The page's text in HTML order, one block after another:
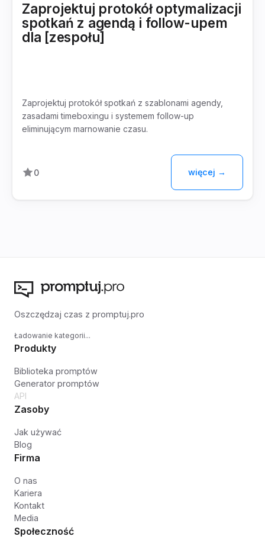
Zaprojektuj protokół optymalizacji
spotkań z agendą i follow-upem
dla [zespołu]
Zaprojektuj protokół spotkań z szablonami agendy,
zasadami timeboxingu i systemem follow-up
eliminującym marnowanie czasu.
0 więcej →
Oszczędzaj czas z promptuj.pro
Ładowanie kategorii...
Produkty
Biblioteka promptów
Generator promptów
API
Zasoby
Jak używać
Blog
Firma
O nas
Kariera
Kontakt
Media
Społeczność